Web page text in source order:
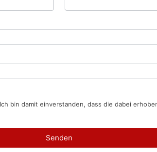
bin damit einverstanden, dass die dabei
Senden